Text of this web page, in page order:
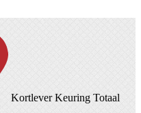
Kortlever Keuring Totaal